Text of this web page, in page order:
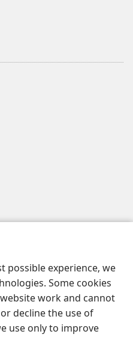
possible experience, we
Some cookies
work and cannot
decline the use of
use only to improve